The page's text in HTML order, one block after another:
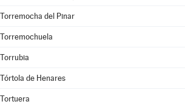
Torremocha del Pinar
Torremochuela
Torrubia
Tórtola de Henares
Tortuera